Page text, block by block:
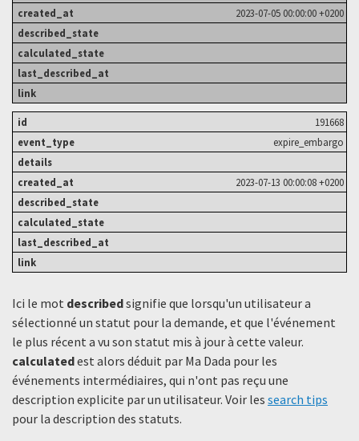
2023-07-05 00:00:00 +0200
191668
expire_embargo
2023-07-13 00:00:08 +0200
Ici le mot describedsignifie que lorsqu'un utilisateur a
sélectionné un statut ​​pour la demande, et que l'événement
le plus récent a vu son statut mis à jour à cette valeur.
calculatedest alors déduit par Ma Dada pour les
événements intermédiaires, qui n'ont pas reçu une
description explicite par un utilisateur. Voir les search tips
pour la description des statuts.